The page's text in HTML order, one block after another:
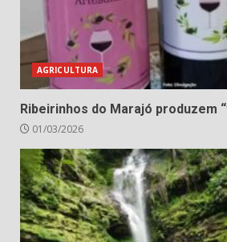
AGRICULTURA
Ribeirinhos do Marajó produzem
01/03/2026